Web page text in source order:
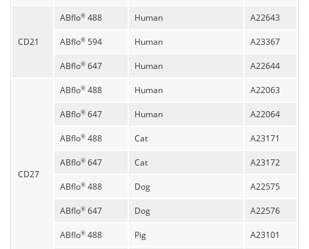
CD21
ABflo® 488 Human A22643
ABflo® 594 Human A23367
ABflo® 647 Human A22644
CD27
ABflo® 488 Human A22063
ABflo® 647 Human A22064
ABflo® 488 Cat A23171
ABflo® 647 Cat A23172
ABflo® 488 Dog A22575
ABflo® 647 Dog A22576
ABflo® 488 Pig A23101